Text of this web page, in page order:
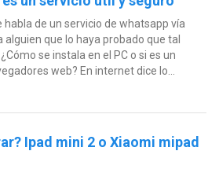
habla de un servicio de whatsapp vía
que lo haya probado que tal
se instala en el PC o si es un
web? En internet dice lo...
Ipad mini 2 o Xiaomi mipad